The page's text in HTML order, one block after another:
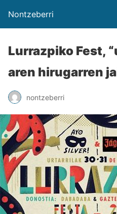
Nontzeberri
Lurrazpiko Fest,
aren hirugarren
nontzeberri